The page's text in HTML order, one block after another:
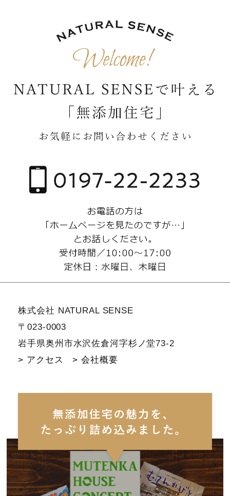
株式会社 NATURAL SENSE
〒023-0003
岩手県奥州市水沢佐倉河字杉ノ堂73-2
> アクセス
> 会社概要